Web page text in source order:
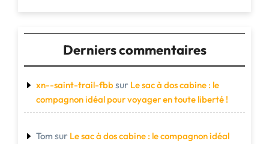
Derniers commentaires
xn--saint-trail-fbbsur Le sac à dos cabine : le
compagnon idéal pour voyager en toute liberté !
Tom sur Le sac à dos cabine : le compagnon idéal